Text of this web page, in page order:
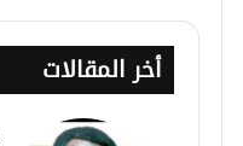
أخر المقالات